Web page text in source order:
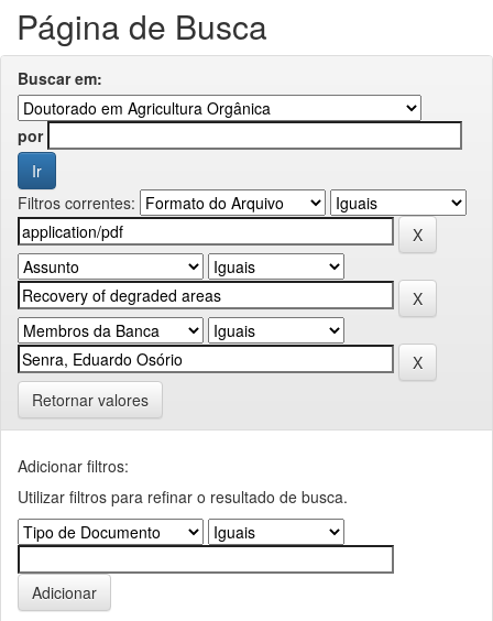
Página de Busca
Buscar em:
por
Filtros correntes:
Retornar valores
Adicionar filtros:
Utilizar filtros para refinar o resultado de busca.